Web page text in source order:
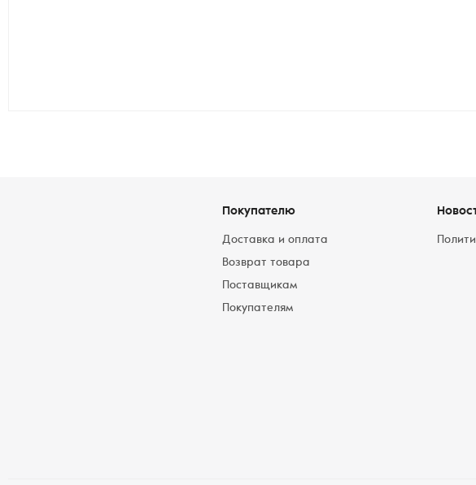
Покупателю
Доставка и оплата
Возврат товара
Поставщикам
Покупателям